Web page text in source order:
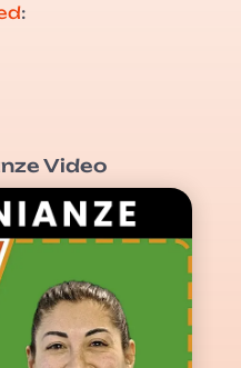
:
Video